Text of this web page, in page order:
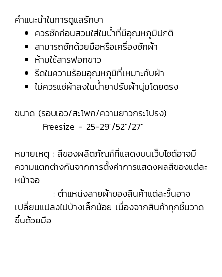
คำแนะนำในการดูแลรักษา
ควรซักก่อนสวมใส่ในน้ำที่มีอุณหภูมิปกติ
สามารถซักด้วยมือหรือเครื่องซักผ้า
ห้ามใช้สารฟอกขาว
รีดในความร้อนอุณหภูมิที่เหมาะกับผ้า
ไม่ควรแช่ผ้าลงในน้ำยาปรับผ้านุ่มโดยตรง
ขนาด (รอบเอว/สะโพก/ความยาวกระโปรง)
Freesize - 25-29"/52"/27"
หมายเหตุ : สีของผลิตภัณฑ์ที่แสดงบนเว็บไซต์อาจมี
ความแตกต่างกันจากการตั้งค่าการแสดงผลสีของแต่ละ
หน้าจอ
: ตำแหน่งลายผ้าของสินค้าแต่ละชิ้นอาจ
เปลี่ยนแปลงไปบ้างเล็กน้อย เนื่องจากสินค้าทุกชิ้นวาด
ขึ้นด้วยมือ